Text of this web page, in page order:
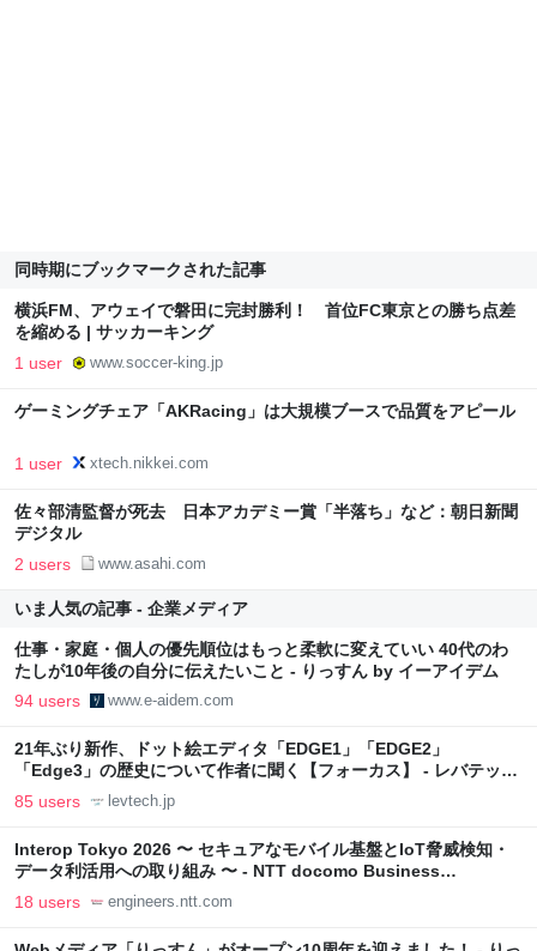
同時期にブックマークされた記事
横浜FM、アウェイで磐田に完封勝利！ 首位FC東京との勝ち点差
を縮める | サッカーキング
1 user www.soccer-king.jp
ゲーミングチェア「AKRacing」は大規模ブースで品質をアピール
1 user xtech.nikkei.com
佐々部清監督が死去 日本アカデミー賞「半落ち」など：朝日新聞
デジタル
2 users www.asahi.com
いま人気の記事 - 企業メディア
仕事・家庭・個人の優先順位はもっと柔軟に変えていい 40代のわ
たしが10年後の自分に伝えたいこと - りっすん by イーアイデム
94 users www.e-aidem.com
21年ぶり新作、ドット絵エディタ「EDGE1」「EDGE2」
「Edge3」の歴史について作者に聞く【フォーカス】 - レバテック
LAB
85 users levtech.jp
Interop Tokyo 2026 〜 セキュアなモバイル基盤とIoT脅威検知・
データ利活用への取り組み 〜 - NTT docomo Business
Engineers' Blog
18 users engineers.ntt.com